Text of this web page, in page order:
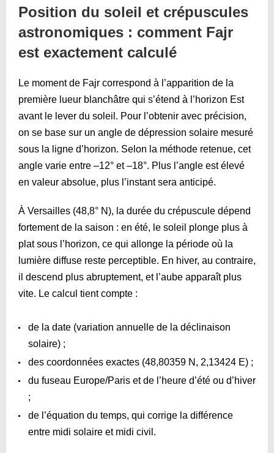
Position du soleil et crépuscules
astronomiques : comment Fajr
est exactement calculé
Le moment de Fajr correspond à l’apparition de la
première lueur blanchâtre qui s’étend à l’horizon Est
avant le lever du soleil. Pour l’obtenir avec précision,
on se base sur un angle de dépression solaire mesuré
sous la ligne d’horizon. Selon la méthode retenue, cet
angle varie entre –12° et –18°. Plus l’angle est élevé
en valeur absolue, plus l’instant sera anticipé.
À Versailles (48,8° N), la durée du crépuscule dépend
fortement de la saison : en été, le soleil plonge plus à
plat sous l’horizon, ce qui allonge la période où la
lumière diffuse reste perceptible. En hiver, au contraire,
il descend plus abruptement, et l’aube apparaît plus
vite. Le calcul tient compte :
de la date (variation annuelle de la déclinaison
solaire) ;
des coordonnées exactes (48,80359 N, 2,13424 E) ;
du fuseau Europe/Paris et de l’heure d’été ou d’hiver
;
de l’équation du temps, qui corrige la différence
entre midi solaire et midi civil.